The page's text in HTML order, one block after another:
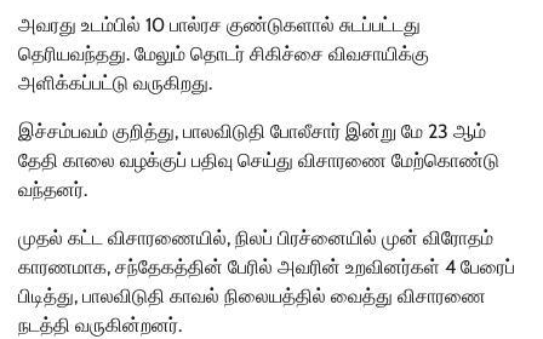
அவரது உடம்பில் 10 பால்ரச குண்டுகளால் சுடப்பட்டது
தெரியவந்தது. மேலும் தொடர் சிகிச்சை விவசாயிக்கு
அளிக்கப்பட்டு வருகிறது.
இச்சம்பவம் குறித்து, பாலவிடுதி போலீசார் இன்று மே 23 ஆம்
தேதி காலை வழக்குப் பதிவு செய்து விசாரணை மேற்கொண்டு
வந்தனர்.
முதல் கட்ட விசாரணையில், நிலப் பிரச்னையில் முன் விரோதம்
காரணமாக, சந்தேகத்தின் பேரில் அவரின் உறவினர்கள் 4 பேரைப்
பிடித்து, பாலவிடுதி காவல் நிலையத்தில் வைத்து விசாரணை
நடத்தி வருகின்றனர்.